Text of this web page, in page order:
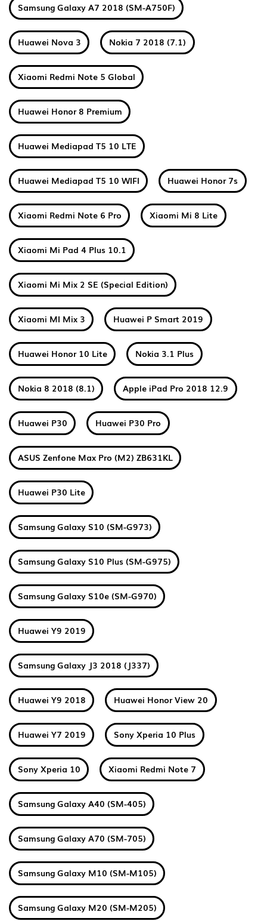
Samsung Galaxy A7 2018 (SM-A750F)
Huawei Nova 3 Nokia 7 2018 (7.1)
Xiaomi Redmi Note 5 Global
Huawei Honor 8 Premium
Huawei Mediapad T5 10 LTE
Huawei Mediapad T5 10 WIFI Huawei Honor 7s
Xiaomi Redmi Note 6 Pro Xiaomi Mi 8 Lite
Xiaomi Mi Pad 4 Plus 10.1
Xiaomi Mi Mix 2 SE (Special Edition)
Xiaomi MI Mix 3 Huawei P Smart 2019
Huawei Honor 10 Lite Nokia 3.1 Plus
Nokia 8 2018 (8.1) Apple iPad Pro 2018 12.9
Huawei P30 Huawei P30 Pro
ASUS Zenfone Max Pro (M2) ZB631KL
Huawei P30 Lite
Samsung Galaxy S10 (SM-G973)
Samsung Galaxy S10 Plus (SM-G975)
Samsung Galaxy S10e (SM-G970)
Huawei Y9 2019
Samsung Galaxy J3 2018 (J337)
Huawei Y9 2018 Huawei Honor View 20
Huawei Y7 2019 Sony Xperia 10 Plus
Sony Xperia 10 Xiaomi Redmi Note 7
Samsung Galaxy A40 (SM-405)
Samsung Galaxy A70 (SM-705)
Samsung Galaxy M10 (SM-M105)
Samsung Galaxy M20 (SM-M205)